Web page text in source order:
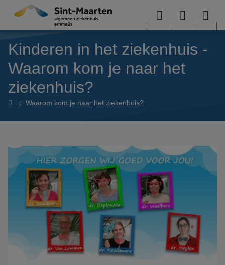
Overslaan en naar de inhoud gaan
Menu User
menu
Kinderen in het ziekenhuis -
Waarom kom je naar het
ziekenhuis?
Kinderen
Waarom kom je naar het ziekenhuis?